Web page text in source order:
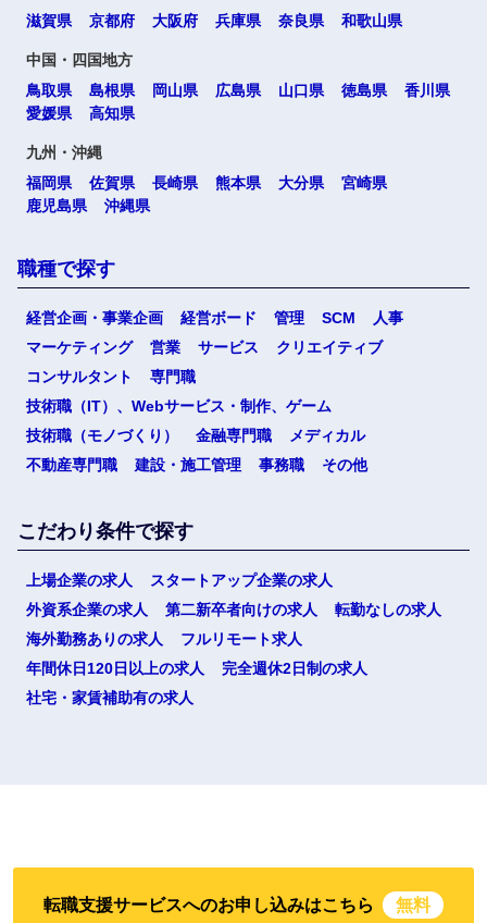
滋賀県
京都府 大阪府 兵庫県 奈良県 和歌山県
中国・四国地方
鳥取県
島根県 岡山県 広島県 山口県 徳島県
香川県
愛媛県
高知県
九州・沖縄
福岡県
佐賀県 長崎県 熊本県 大分県
宮崎県
鹿児島県
沖縄県
職種で探す
経営企画・事業企画 経営ボード 管理 SCM
人事
マーケティング
営業 サービス
クリエイティブ
コンサルタント
専門職
技術職（IT）、Webサービス・制作、ゲーム
技術職（モノづくり）
金融専門職
メディカル
不動産専門職
建設・施工管理 事務職 その他
こだわり条件で探す
上場企業の求人
スタートアップ企業の求人
外資系企業の求人
第二新卒者向けの求人
転勤なしの求人
海外勤務ありの求人
フルリモート求人
年間休日120日以上の求人
完全週休2日制の求人
社宅・家賃補助有の求人
転職支援サービスへのお申し込みはこちら 無料